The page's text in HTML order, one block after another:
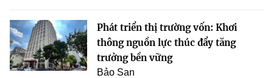
Phát triển thị trường vốn: Khơi
thông nguồn lực thúc đẩy tăng
trưởng bền vững
Bảo San